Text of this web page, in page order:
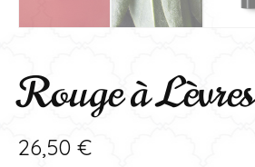
Rouge à Lèvres
26,50 €